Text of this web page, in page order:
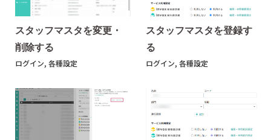
スタッフマスタを変更・
削除する
ログイン, 各種設定
スタッフマスタを登録す
る
ログイン,各種設定